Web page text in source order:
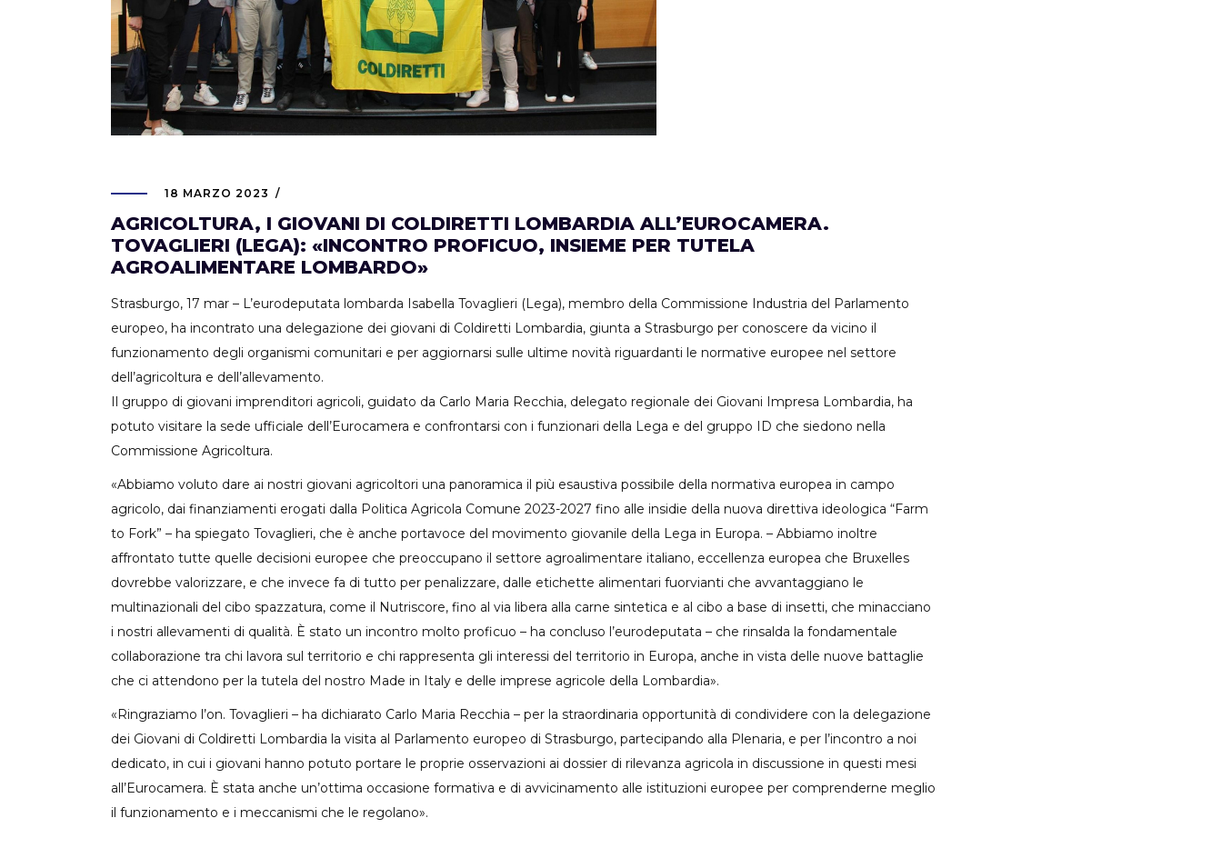
18 MARZO 2023
AGRICOLTURA, I GIOVANI DI COLDIRETTI LOMBARDIA ALL’EUROCAMERA.
TOVAGLIERI (LEGA): «INCONTRO PROFICUO, INSIEME PER TUTELA
AGROALIMENTARE LOMBARDO»
Strasburgo, 17 mar – L’eurodeputata lombarda Isabella Tovaglieri (Lega), membro della Commissione Industria del Parlamento
europeo, ha incontrato una delegazione dei giovani di Coldiretti Lombardia, giunta a Strasburgo per conoscere da vicino il
funzionamento degli organismi comunitari e per aggiornarsi sulle ultime novità riguardanti le normative europee nel settore
dell’agricoltura e dell’allevamento.
Il gruppo di giovani imprenditori agricoli, guidato da Carlo Maria Recchia, delegato regionale dei Giovani Impresa Lombardia, ha
potuto visitare la sede ufficiale dell’Eurocamera e confrontarsi con i funzionari della Lega e del gruppo ID che siedono nella
Commissione Agricoltura.
«Abbiamo voluto dare ai nostri giovani agricoltori una panoramica il più esaustiva possibile della normativa europea in campo
agricolo, dai finanziamenti erogati dalla Politica Agricola Comune 2023-2027 fino alle insidie della nuova direttiva ideologica “Farm
to Fork” – ha spiegato Tovaglieri, che è anche portavoce del movimento giovanile della Lega in Europa. – Abbiamo inoltre
affrontato tutte quelle decisioni europee che preoccupano il settore agroalimentare italiano, eccellenza europea che Bruxelles
dovrebbe valorizzare, e che invece fa di tutto per penalizzare, dalle etichette alimentari fuorvianti che avvantaggiano le
multinazionali del cibo spazzatura, come il Nutriscore, fino al via libera alla carne sintetica e al cibo a base di insetti, che minacciano
i nostri allevamenti di qualità. È stato un incontro molto proficuo – ha concluso l’eurodeputata – che rinsalda la fondamentale
collaborazione tra chi lavora sul territorio e chi rappresenta gli interessi del territorio in Europa, anche in vista delle nuove battaglie
che ci attendono per la tutela del nostro Made in Italy e delle imprese agricole della Lombardia».
«Ringraziamo l’on. Tovaglieri – ha dichiarato Carlo Maria Recchia – per la straordinaria opportunità di condividere con la delegazione
dei Giovani di Coldiretti Lombardia la visita al Parlamento europeo di Strasburgo, partecipando alla Plenaria, e per l’incontro a noi
dedicato, in cui i giovani hanno potuto portare le proprie osservazioni ai dossier di rilevanza agricola in discussione in questi mesi
all’Eurocamera. È stata anche un’ottima occasione formativa e di avvicinamento alle istituzioni europee per comprenderne meglio
il funzionamento e i meccanismi che le regolano».